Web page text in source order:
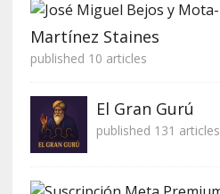
Martínez Staines
published 10 articles
El Gran Gurú
published 131 articles